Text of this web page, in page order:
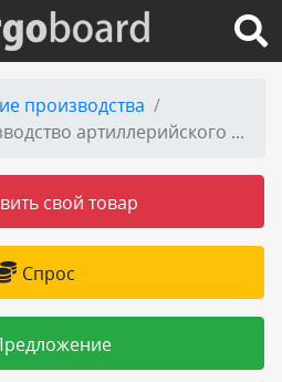
производства
Технология и производство артиллерийского вооружения. Учебное пособие
свой товар
Спрос